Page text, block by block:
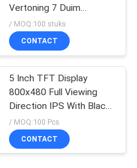
Vertoning 7 Duim
1024*600 40pin、
/ MOQ:100 stuks
CONTACT
5 Inch TFT Display
800x480 Full Viewing
Direction IPS With Black
Glass Cover
/ MOQ:100 Pcs
CONTACT